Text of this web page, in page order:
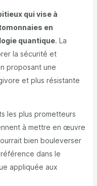
qui vise à
en
quantique. La
la sécurité et
proposant une
et plus résistante
les plus prometteurs
à mettre en œuvre
bien bouleverser
dans le
appliquée aux